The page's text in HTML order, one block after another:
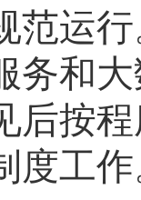
范运行
务和
后按
度工作